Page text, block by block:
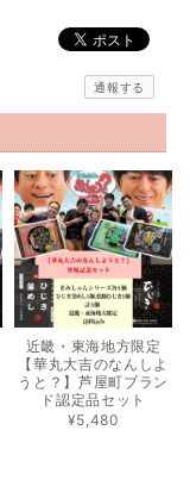
通報する
近畿・東海地方限定
【華丸大吉のなんしよ
うと？】芦屋町ブラン
ド認定品セット
¥5,480